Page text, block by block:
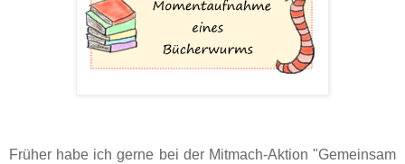
Früher habe ich gerne bei der Mitmach-Aktion "Gemeinsam